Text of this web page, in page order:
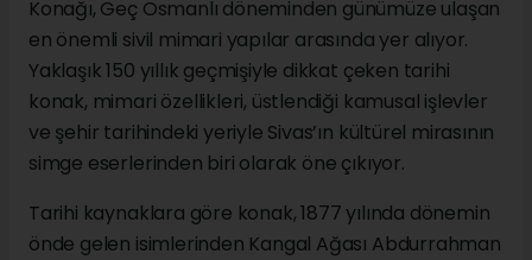
Konağı, Geç Osmanlı döneminden günümüze ulaşan
en önemli sivil mimari yapılar arasında yer alıyor.
Yaklaşık 150 yıllık geçmişiyle dikkat çeken tarihi
konak, mimari özellikleri, üstlendiği kamusal işlevler
ve şehir tarihindeki yeriyle Sivas’ın kültürel mirasının
simge eserlerinden biri olarak öne çıkıyor.
Tarihi kaynaklara göre konak, 1877 yılında dönemin
önde gelen isimlerinden Kangal Ağası Abdurrahman